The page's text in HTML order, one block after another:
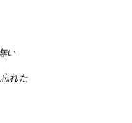
い
れた